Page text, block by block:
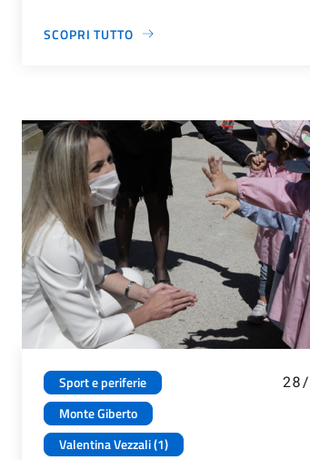
SCOPRI TUTTO
Sport e periferie
Monte Giberto
Valentina Vezzali (1)